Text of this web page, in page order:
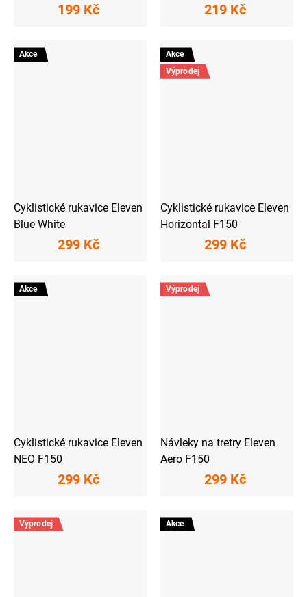
199 Kč 219 Kč
Akce
Cyklistické rukavice Eleven
Blue White
299 Kč
Akce
Výprodej
Cyklistické rukavice Eleven
Horizontal F150
299 Kč
Akce
Cyklistické rukavice Eleven
NEO F150
299 Kč
Výprodej
Návleky na tretry Eleven
Aero F150
299 Kč
Výprodej Akce